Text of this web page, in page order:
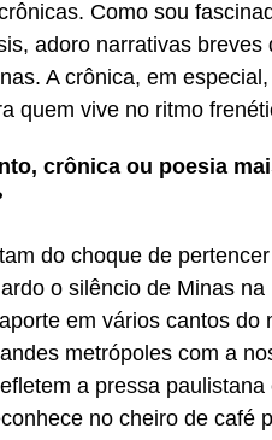
Como sou
adoro narrativas
A crônica, em
quem vive no ritmo
crônica ou poesia
do choque de
o silêncio de Minas
em vários cantos
metrópoles com a
a pressa
no cheiro de café